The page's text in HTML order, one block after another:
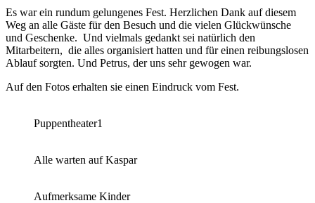
Es war ein rundum gelungenes Fest. Herzlichen Dank auf diesem
Weg an alle Gäste für den Besuch und die vielen Glückwünsche
und Geschenke. Und vielmals gedankt sei natürlich den
Mitarbeitern, die alles organisiert hatten und für einen reibungslosen
Ablauf sorgten. Und Petrus, der uns sehr gewogen war.
Auf den Fotos erhalten sie einen Eindruck vom Fest.
Puppentheater1
Alle warten auf Kaspar
Aufmerksame Kinder